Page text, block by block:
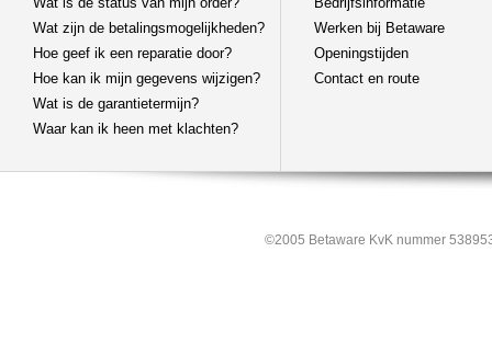
Wat zijn de betalingsmogelijkheden?
Hoe geef ik een reparatie door?
Hoe kan ik mijn gegevens wijzigen?
Wat is de garantietermijn?
Waar kan ik heen met klachten?
Werken bij Betaware
Openingstijden
Contact en route
©2005 Betaware KvK nummer